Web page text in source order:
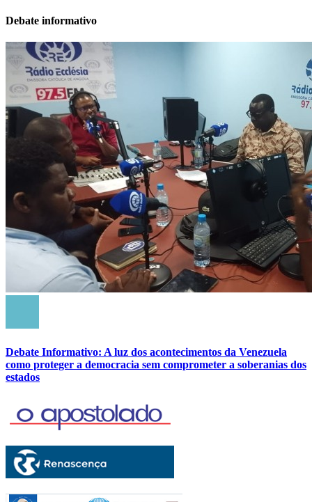
Debate informativo
Debate Informativo: A luz dos acontecimentos da Venezuela
como proteger a democracia sem comprometer a soberanias dos
estados